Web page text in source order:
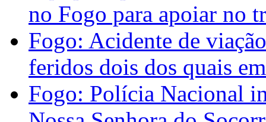
no Fogo para apoiar no
Fogo: Acidente de
feridos dois dos quais
Fogo: Polícia Nacional